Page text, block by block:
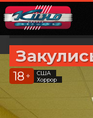
18 +
США
Хоррор